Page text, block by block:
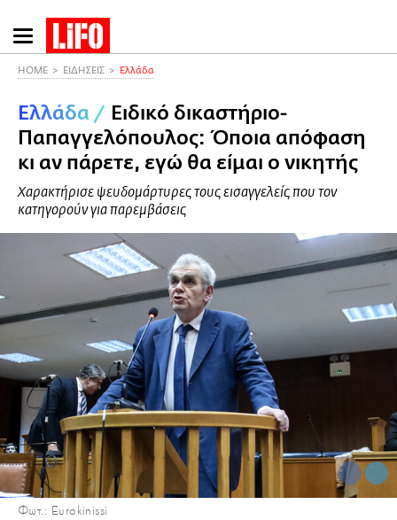
Παράκαμψη
προς
περιεχόμενο
HOME ΕΙΔΗΣΕΙΣ Ελλάδα
Ελλάδα / Ειδικό δικαστήριο-
Παπαγγελόπουλος: Όποια απόφαση
κι αν πάρετε, εγώ θα είμαι ο νικητής
Χαρακτήρισε ψευδομάρτυρες τους εισαγγελείς που τον
κατηγορούν για παρεμβάσεις
Φωτ.: Eurokinissi